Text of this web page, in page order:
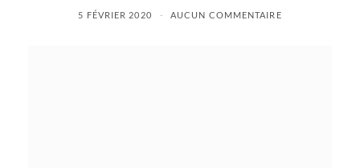
5 FÉVRIER 2020 AUCUN COMMENTAIRE